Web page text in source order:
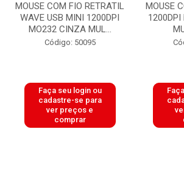
MOUSE COM FIO RETRATIL
WAVE USB MINI 1200DPI
MO232 CINZA MUL...
Código: 50095
Faça seu login ou
cadastre-se para
ver preços e
comprar
MOUSE
1200DPI